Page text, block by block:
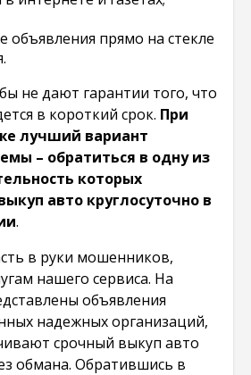
объявления прямо на стекле
не дают гарантии того, что
в короткий срок. При
лучший вариант
– обратиться в одну из
которых
авто круглосуточно в
.
в руки мошенников,
нашего сервиса. На
объявления
надежных организаций,
срочный выкуп авто
обмана. Обратившись в